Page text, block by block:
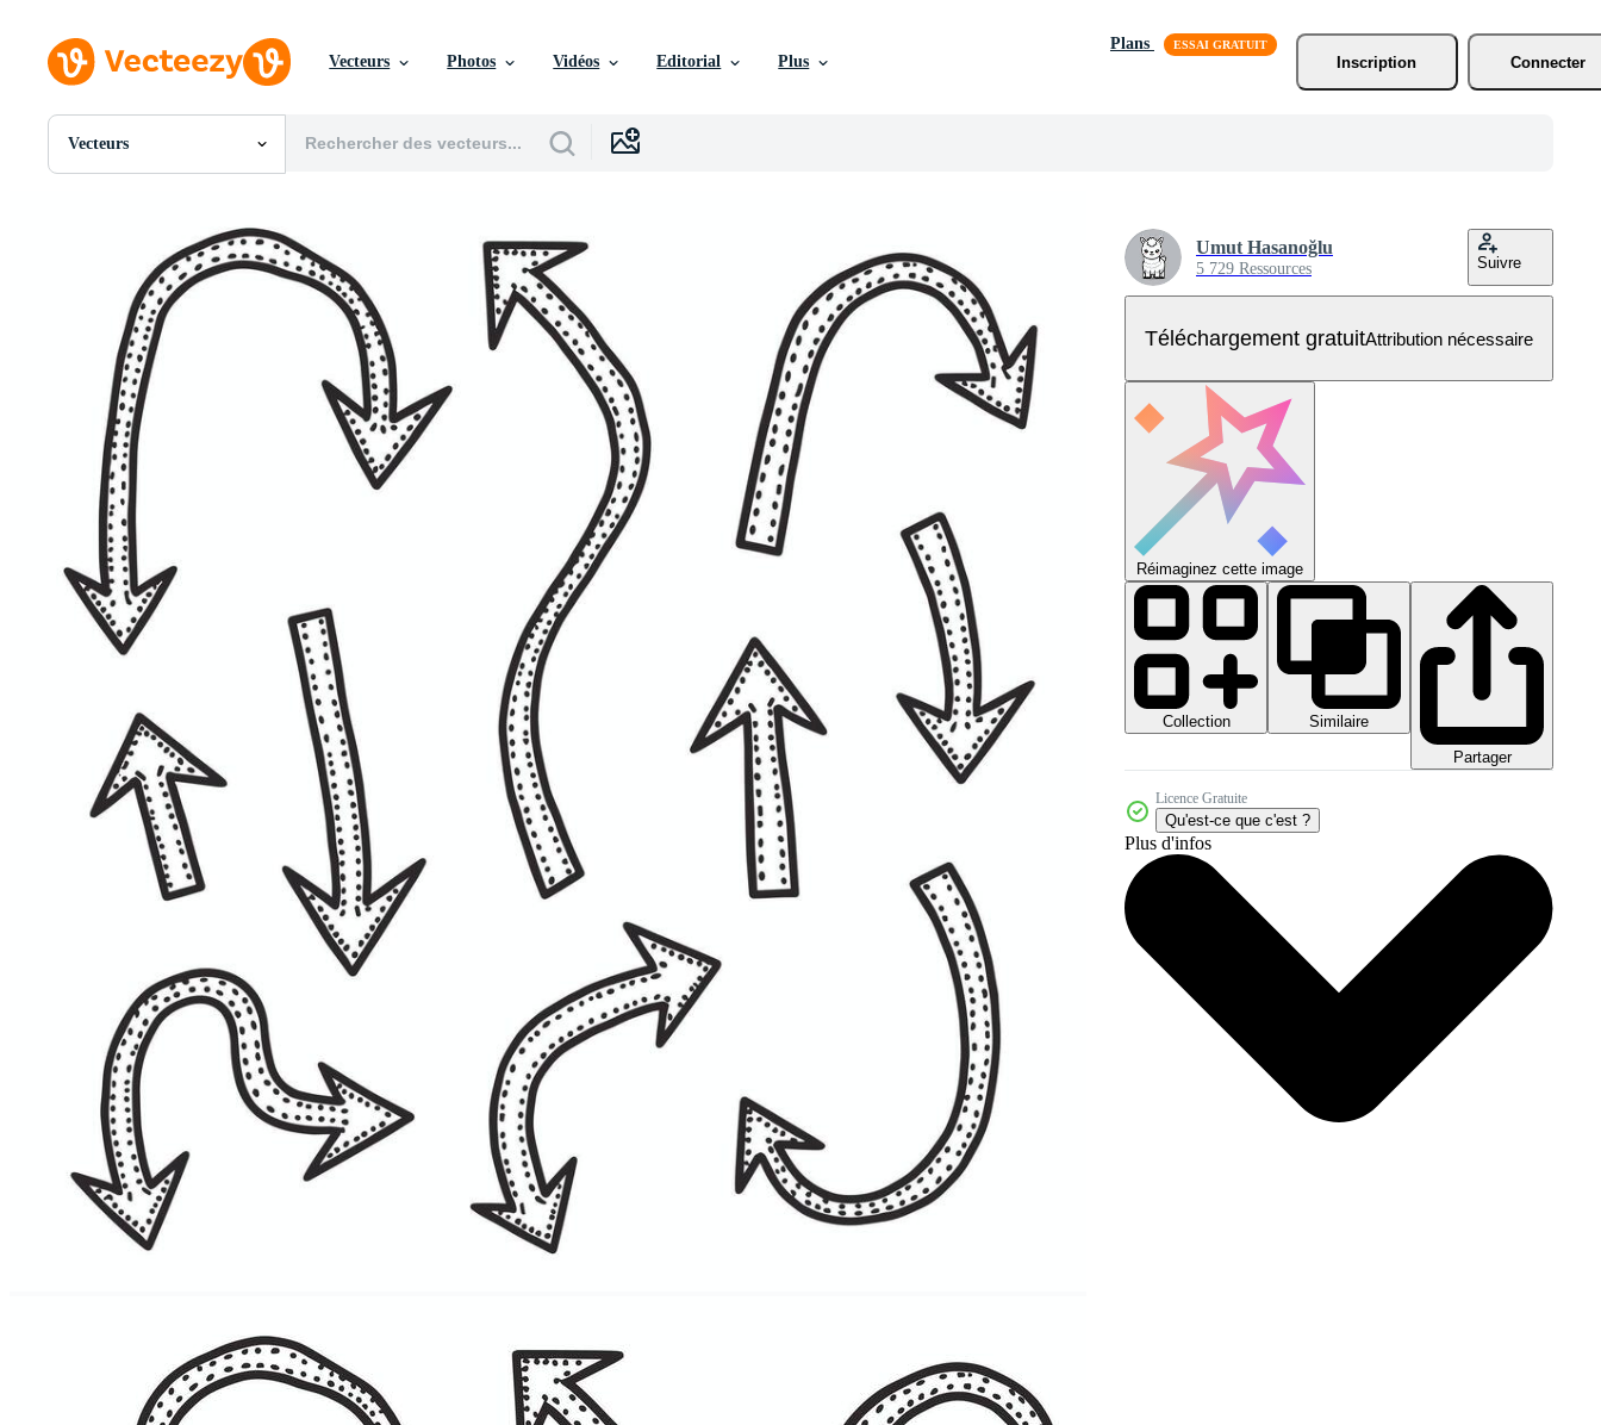
Vecteurs Photos Vidéos Editorial Plus
Plans
Inscription
Connecter
Vecteurs
Toutes Images
Modèles
Vecteurs
Vidéos
Motion graphics
Images Éditoriales
Événements Éditoriaux
Umut Hasanoğlu
5 729 Ressources Suivre
Téléchargement gratuitAttribution nécessaire
Réimaginez cette image
Collection
Similaire
Partager
Licence Gratuite
Qu'est-ce que c'est ?
Plus d'infos